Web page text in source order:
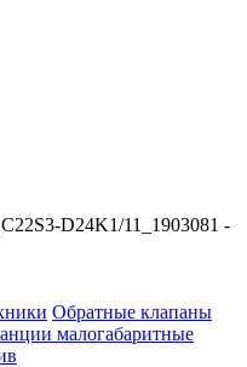
C22S3-D24K1/11_1903081 -
Обратные клапаны
малогабаритные